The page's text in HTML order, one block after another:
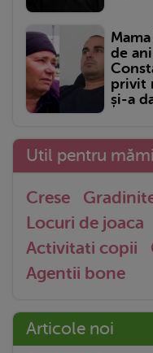
de
privit
și-a
Util pentru
Crese
Locuri de joaca
Activitati copii
Agentii bone
Articole noi